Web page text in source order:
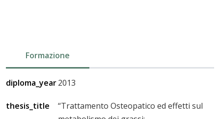
Formazione
diploma_year2013
thesis_title
“Trattamento Osteopatico ed effetti sul